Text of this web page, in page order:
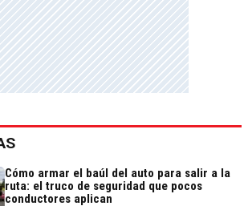
Cómo armar el baúl del auto para salir a la
ruta: el truco de seguridad que pocos
conductores aplican